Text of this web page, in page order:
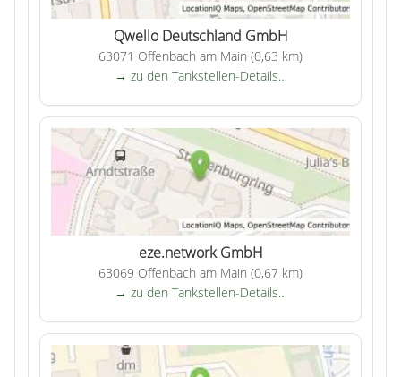
Qwello Deutschland GmbH
63071 Offenbach am Main (0,63 km)
→ zu den Tankstellen-Details…
eze.network GmbH
63069 Offenbach am Main (0,67 km)
→ zu den Tankstellen-Details…